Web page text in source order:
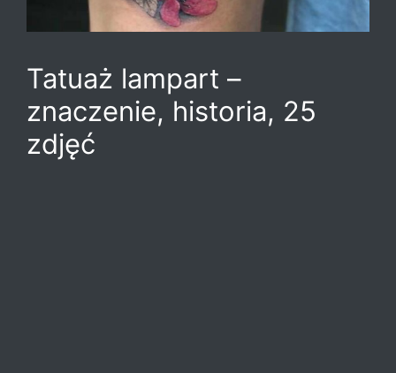
Tatuaż lampart –
znaczenie, historia, 25
zdjęć